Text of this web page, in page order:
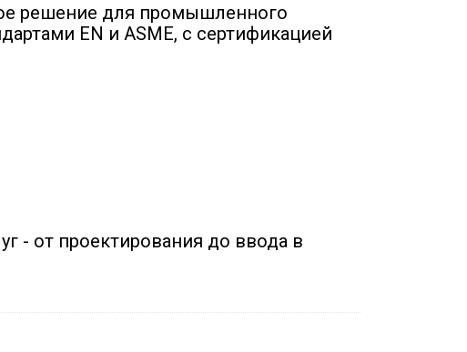
решение для промышленного
EN и ASME, с сертификацией
- от проектирования до ввода в